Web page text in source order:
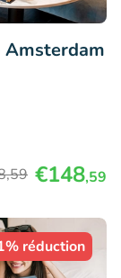
,59 €148,59
réduction